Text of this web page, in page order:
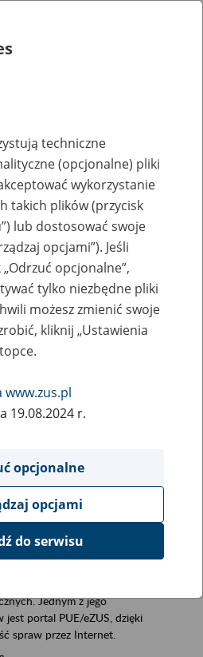
- zakładanie profili
firmy
ZUS eZUS
Jednym z jego
jest portal PUE/eZUS, dzięki
spraw przez Internet.
techniczne
(opcjonalne) pliki
wykorzystanie
takich plików (przycisk
lub dostosować swoje
opcjami”). Jeśli
opcjonalne”,
tylko niezbędne pliki
możesz zmienić swoje
kliknij „Ustawienia
www.zus.pl
19.08.2024 r.
opcjonalne
opcjami
do serwisu